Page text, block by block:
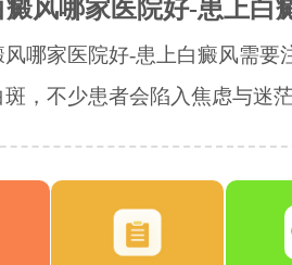
癜风哪家医院好-患上白
风哪家医院好-患上白癜风需要
，不少患者会陷入焦虑与迷